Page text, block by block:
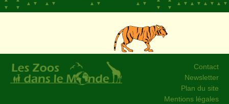
▼
▼
▲
▼
▲
▼
▲
▼
▲
▼
▼
▼
▲
▼
▲
▼
▲
▼
▲
▼
Contact
Newsletter
Plan du site
Mentions légales